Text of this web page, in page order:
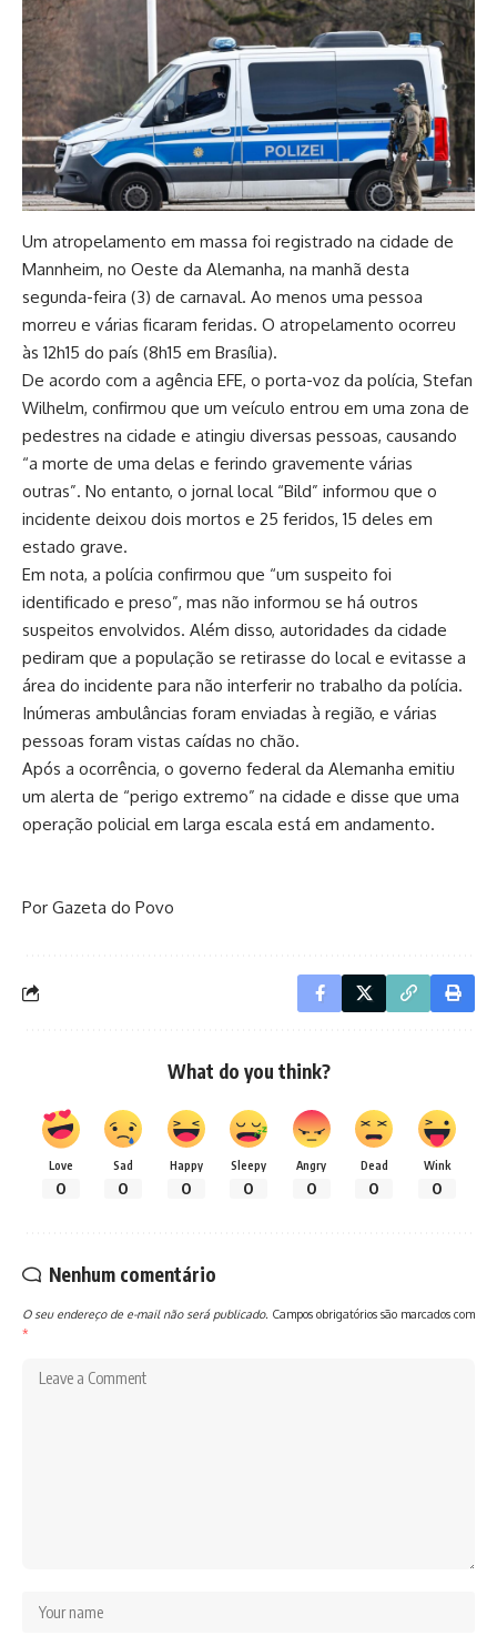
Um atropelamento em massa foi registrado na cidade de
Mannheim, no Oeste da Alemanha, na manhã desta
segunda-feira (3) de carnaval. Ao menos uma pessoa
morreu e várias ficaram feridas. O atropelamento ocorreu
às 12h15 do país (8h15 em Brasília).
De acordo com a agência EFE, o porta-voz da polícia, Stefan
Wilhelm, confirmou que um veículo entrou em uma zona de
pedestres na cidade e atingiu diversas pessoas, causando
“a morte de uma delas e ferindo gravemente várias
outras”. No entanto, o jornal local “Bild” informou que o
incidente deixou dois mortos e 25 feridos, 15 deles em
estado grave.
Em nota, a polícia confirmou que “um suspeito foi
identificado e preso”, mas não informou se há outros
suspeitos envolvidos. Além disso, autoridades da cidade
pediram que a população se retirasse do local e evitasse a
área do incidente para não interferir no trabalho da polícia.
Inúmeras ambulâncias foram enviadas à região, e várias
pessoas foram vistas caídas no chão.
Após a ocorrência, o governo federal da Alemanha emitiu
um alerta de “perigo extremo” na cidade e disse que uma
operação policial em larga escala está em andamento.
Por Gazeta do Povo
What do you think?
Love
0
Sad
0
Happy
0
Sleepy
0
Angry
0
Dead
0
Wink
0
Nenhum comentário
O seu endereço de e-mail não será publicado. Campos obrigatórios são marcados com
*